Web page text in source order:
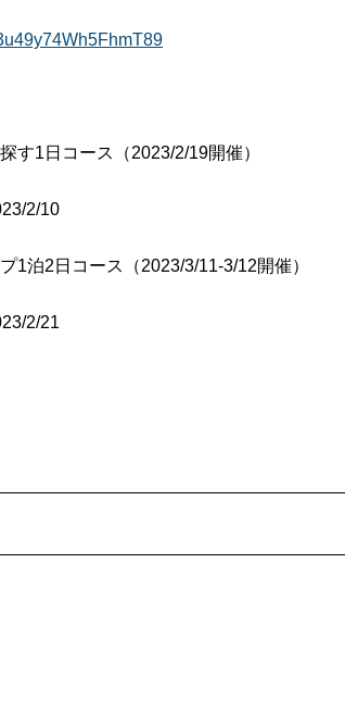
す1日コース（2023/2/19開催）
2/10
1泊2日コース（2023/3/11-3/12開催）
2/21